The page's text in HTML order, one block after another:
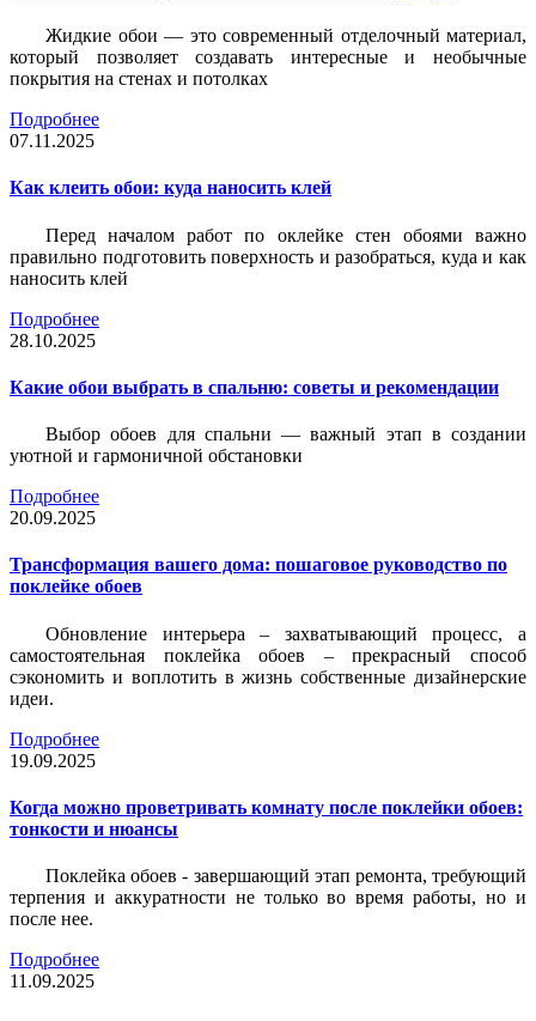
Жидкие обои — это современный отделочный материал,
который позволяет создавать интересные и необычные
покрытия на стенах и потолках
Подробнее
07.11.2025
Как клеить обои: куда наносить клей
Перед началом работ по оклейке стен обоями важно
правильно подготовить поверхность и разобраться, куда и как
наносить клей
Подробнее
28.10.2025
Какие обои выбрать в спальню: советы и рекомендации
Выбор обоев для спальни — важный этап в создании
уютной и гармоничной обстановки
Подробнее
20.09.2025
Трансформация вашего дома: пошаговое руководство по
поклейке обоев
Обновление интерьера – захватывающий процесс, а
самостоятельная поклейка обоев – прекрасный способ
сэкономить и воплотить в жизнь собственные дизайнерские
идеи.
Подробнее
19.09.2025
Когда можно проветривать комнату после поклейки обоев:
тонкости и нюансы
Поклейка обоев - завершающий этап ремонта, требующий
терпения и аккуратности не только во время работы, но и
после нее.
Подробнее
11.09.2025